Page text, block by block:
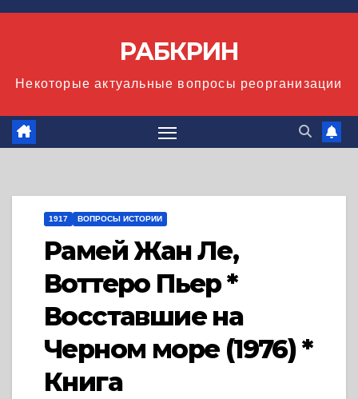
Перейти
РАБКРИН
Некоторые актуальные вопросы реорганизации
1917 ВОПРОСЫ ИСТОРИИ
Рамей Жан Ле,
Воттеро Пьер *
Восставшие на
Черном море (1976) *
Книга